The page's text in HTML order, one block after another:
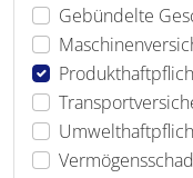
Gebündelte